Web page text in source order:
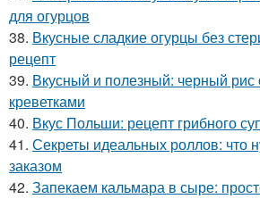
для огурцов
38. Вкусные сладкие огурцы без
рецепт
39. Вкусный и полезный: черный
креветками
40. Вкус Польши: рецепт грибного
41. Секреты идеальных роллов: что
заказом
42. Запекаем кальмара в сыре: